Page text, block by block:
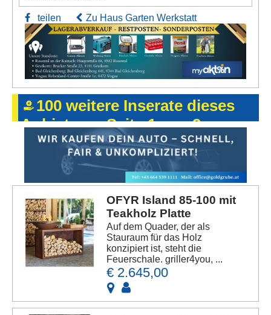
teilen Zu Haus Garten Werkstatt
100 weitere Inserate dieses
Anbieters - Seite 1 von 2
OFYR Island 85-100 mit
Teakholz Platte
Auf dem Quader, der als
Stauraum für das Holz
konzipiert ist, steht die
Feuerschale. griller4you, ...
€ 2.645,00